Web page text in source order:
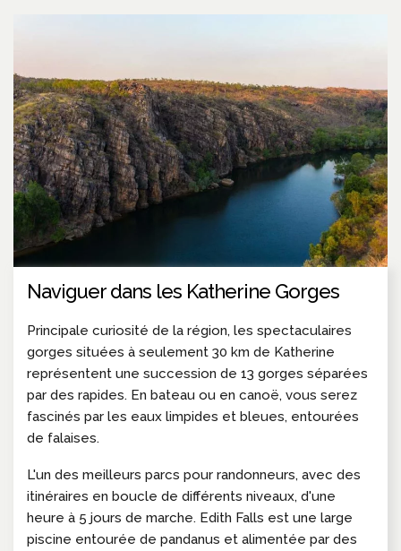
Naviguer dans les Katherine Gorges
Principale curiosité de la région, les spectaculaires
gorges situées à seulement 30 km de Katherine
représentent une succession de 13 gorges séparées
par des rapides. En bateau ou en canoë, vous serez
fascinés par les eaux limpides et bleues, entourées
de falaises.
L'un des meilleurs parcs pour randonneurs, avec des
itinéraires en boucle de différents niveaux, d'une
heure à 5 jours de marche. Edith Falls est une large
piscine entourée de pandanus et alimentée par des